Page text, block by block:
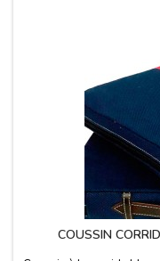
COUSSIN